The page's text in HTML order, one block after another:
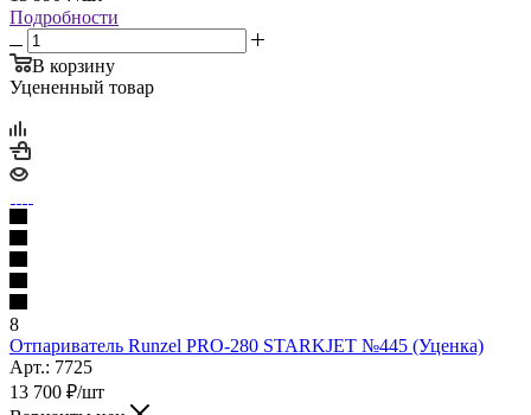
Подробности
В корзину
Уцененный товар
8
Отпариватель Runzel PRO-280 STARKJET №445 (Уценка)
Арт.: 7725
13 700 ₽/шт